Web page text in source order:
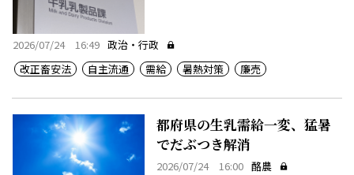
2026/07/24 16:49 政治・行政
改正畜安法
自主流通 需給 暑熱対策 廉売
都府県の生乳需給一変、猛暑
でだぶつき解消
2026/07/24 16:00 酪農